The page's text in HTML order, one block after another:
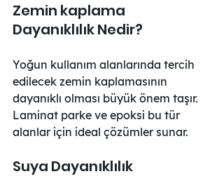
Zemin kaplama
Dayanıklılık Nedir?
Yoğun kullanım alanlarında tercih
edilecek zemin kaplamasının
dayanıklı olması büyük önem taşır.
Laminat parke ve epoksi bu tür
alanlar için ideal çözümler sunar.
Suya Dayanıklılık